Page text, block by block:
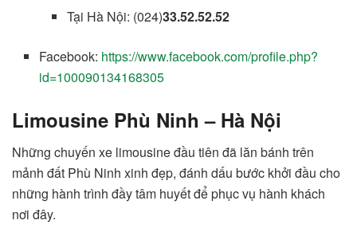
Tại Hà Nội: (024)33.52.52.52
Facebook: https://www.facebook.com/profile.php?
id=100090134168305
Limousine Phù Ninh – Hà Nội
Những chuyến xe limousine đầu tiên đã lăn bánh trên
mảnh đất Phù Ninh xinh đẹp, đánh dấu bước khởi đầu cho
những hành trình đầy tâm huyết để phục vụ hành khách
nơi đây.